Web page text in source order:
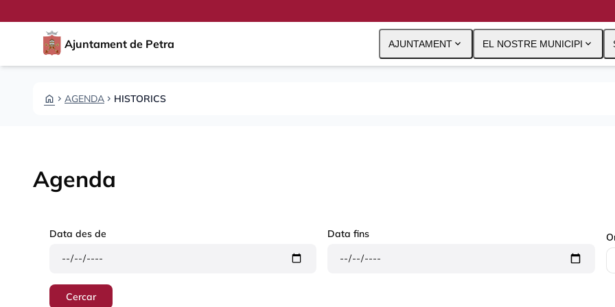
Ajuntament de Petra AJUNTAMENT expand_more EL NOSTRE MUNICIPI expand_more
HOME CHEVRON_RIGHT AGENDA CHEVRON_RIGHT HISTORICS
Agenda
Data des de Data fins